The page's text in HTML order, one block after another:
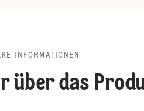
INFORMATIONEN
über das